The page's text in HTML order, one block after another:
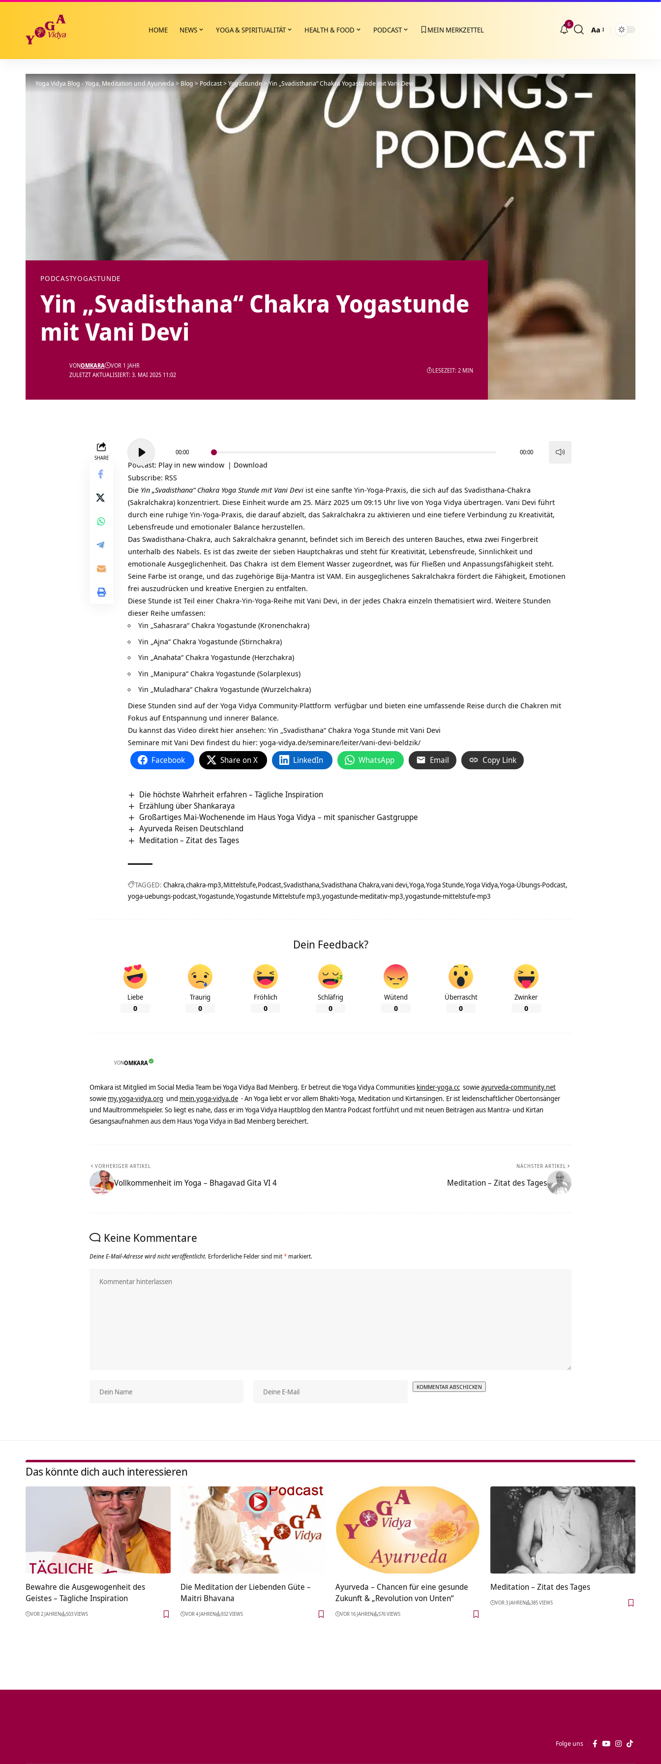
HOME NEWS YOGA & SPIRITUALITÄT HEALTH & FOOD PODCAST MEIN MERKZETTEL
6
Größenänderung
Aa
Yoga Vidya Blog - Yoga, Meditation und Ayurveda>Blog > Podcast>Yogastunde>Yin „Svadisthana“ Chakra Yogastunde mit Vani Devi
PODCASTYOGASTUNDE
Yin „Svadisthana“ Chakra Yogastunde
mit Vani Devi
ZULETZT AKTUALISIERT: 3. MAI 2025 11:02
VONOMKARA VOR 1 JAHR
LESEZEIT: 2 MIN
SHARE
Audio-
Player
00:00 00:00
Podcast: Play in new window | Download
Subscribe: RSS
Die Yin „Svadisthana“ Chakra Yoga Stunde mit Vani Devi ist eine sanfte Yin-Yoga-Praxis, die sich auf das Svadisthana-Chakra
(Sakralchakra) konzentriert. Diese Einheit wurde am 25. März 2025 um 09:15 Uhr live von Yoga Vidya übertragen. Vani Devi führt
durch eine ruhige Yin-Yoga-Praxis, die darauf abzielt, das Sakralchakra zu aktivieren und eine tiefere Verbindung zu Kreativität,
Lebensfreude und emotionaler Balance herzustellen.
Das Swadisthana-Chakra, auch Sakralchakra genannt, befindet sich im Bereich des unteren Bauches, etwa zwei Fingerbreit
unterhalb des Nabels. Es ist das zweite der sieben Hauptchakras und steht für Kreativität, Lebensfreude, Sinnlichkeit und
emotionale Ausgeglichenheit. Das Chakra ist dem Element Wasser zugeordnet, was für Fließen und Anpassungsfähigkeit steht.
Seine Farbe ist orange, und das zugehörige Bija-Mantra ist VAM. Ein ausgeglichenes Sakralchakra fördert die Fähigkeit, Emotionen
frei auszudrücken und kreative Energien zu entfalten.
Diese Stunde ist Teil einer Chakra-Yin-Yoga-Reihe mit Vani Devi, in der jedes Chakra einzeln thematisiert wird. Weitere Stunden
dieser Reihe umfassen:
Yin „Sahasrara“ Chakra Yogastunde (Kronenchakra)
Yin „Ajna“ Chakra Yogastunde (Stirnchakra)
Yin „Anahata“ Chakra Yogastunde (Herzchakra)
Yin „Manipura“ Chakra Yogastunde (Solarplexus)
Yin „Muladhara“ Chakra Yogastunde (Wurzelchakra)
Diese Stunden sind auf der Yoga Vidya Community-Plattform verfügbar und bieten eine umfassende Reise durch die Chakren mit
Fokus auf Entspannung und innerer Balance.
Du kannst das Video direkt hier ansehen: Yin „Svadisthana“ Chakra Yoga Stunde mit Vani Devi
Seminare mit Vani Devi findest du hier: yoga-vidya.de/seminare/leiter/vani-devi-beldzik/
Facebook Share on X LinkedIn WhatsApp Email Copy Link
Die höchste Wahrheit erfahren – Tägliche Inspiration
Erzählung über Shankaraya
Großartiges Mai-Wochenende im Haus Yoga Vidya – mit spanischer Gastgruppe
Ayurveda Reisen Deutschland
Meditation – Zitat des Tages
TAGGED: Chakra chakra-mp3 Mittelstufe Podcast Svadisthana Svadisthana Chakra vani devi Yoga Yoga Stunde Yoga Vidya Yoga-Übungs-Podcast
yoga-uebungs-podcast Yogastunde Yogastunde Mittelstufe mp3 yogastunde-meditativ-mp3 yogastunde-mittelstufe-mp3
Dein Feedback?
Liebe
0
Traurig
0
Fröhlich
0
Schläfrig
0
Wütend
0
Überrascht
0
Zwinker
0
VONOMKARA
Omkara ist Mitglied im Social Media Team bei Yoga Vidya Bad Meinberg. Er betreut die Yoga Vidya Communities kinder-yoga.cc sowieayurveda-community.net
sowie my.yoga-vidya.org und mein.yoga-vidya.de - An Yoga liebt er vor allem Bhakti-Yoga, Meditation und Kirtansingen. Er ist leidenschaftlicher Obertonsänger
und Maultrommelspieler. So liegt es nahe, dass er im Yoga Vidya Hauptblog den Mantra Podcast fortführt und mit neuen Beiträgen aus Mantra- und Kirtan
Gesangsaufnahmen aus dem Haus Yoga Vidya in Bad Meinberg bereichert.
VORHERIGER ARTIKEL
Vollkommenheit im Yoga – Bhagavad Gita VI 4
NÄCHSTER ARTIKEL
Meditation – Zitat des Tages
Keine Kommentare
Deine E-Mail-Adresse wird nicht veröffentlicht. Erforderliche Felder sind mit* markiert.
Das könnte dich auch interessieren
Bewahre die Ausgewogenheit des
Geistes – Tägliche Inspiration
VOR 2 JAHREN 503 VIEWS
Die Meditation der Liebenden Güte –
Maitri Bhavana
VOR 4 JAHREN 932 VIEWS
Ayurveda – Chancen für eine gesunde
Zukunft & „Revolution von Unten“
VOR 16 JAHREN 576 VIEWS
Meditation – Zitat des Tages
VOR 3 JAHREN 385 VIEWS
Folge uns